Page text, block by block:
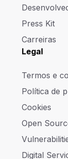
Press Kit
Carreiras
Legal
Termos e
Política de
Cookies
Open
Digital